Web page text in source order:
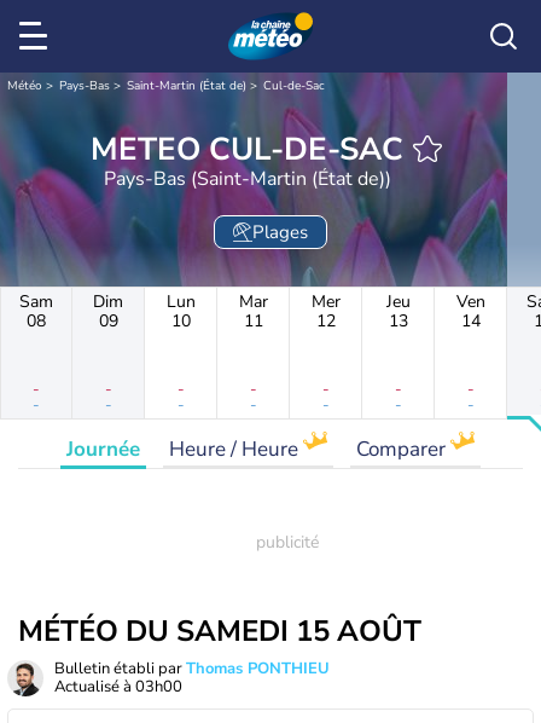
Météo Pays-Bas Saint-Martin (État de) Cul-de-Sac
METEO CUL-DE-SAC
Pays-Bas (Saint-Martin (État de))
Plages
Sam
08
-
-
Dim
09
-
-
Lun
10
-
-
Mar
11
-
-
Mer
12
-
-
Jeu
13
-
-
Ven
14
-
-
Journée Heure / Heure Comparer
MÉTÉO DU SAMEDI 15 AOÛT
Bulletin établi parThomas PONTHIEU
Actualisé à 03h00